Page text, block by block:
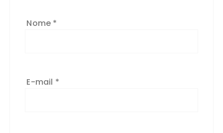
Nome *
E-mail *